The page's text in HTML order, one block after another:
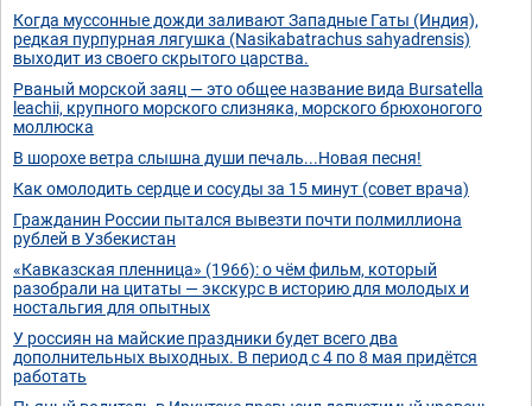
Когда муссонные дожди заливают Западные Гаты (Индия),
редкая пурпурная лягушка (Nasikabatrachus sahyadrensis)
выходит из своего скрытого царства.
Рваный морской заяц — это общее название вида Bursatella
leachii, крупного морского слизняка, морского брюхоногого
моллюска
В шорохе ветра слышна души печаль...Новая песня!
Как омолодить сердце и сосуды за 15 минут (совет врача)
Гражданин России пытался вывезти почти полмиллиона
рублей в Узбекистан
«Кавказская пленница» (1966): о чём фильм, который
разобрали на цитаты — экскурс в историю для молодых и
ностальгия для опытных
У россиян на майские праздники будет всего два
дополнительных выходных. В период с 4 по 8 мая придётся
работать